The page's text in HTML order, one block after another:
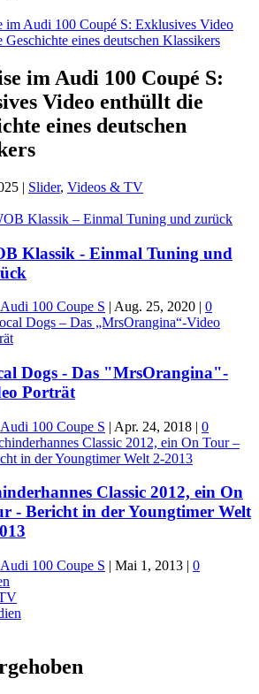
im Audi 100 Coupé S:
Video enthüllt die
eines deutschen
| Slider, Videos & TV
Klassik - Einmal Tuning und
Audi 100 Coupe S | Aug. 25, 2020 | 0
Dogs - Das "MrsOrangina"-
Porträt
Audi 100 Coupe S | Apr. 24, 2018 | 0
Classic 2012, ein On
- Bericht in der Youngtimer Welt
Audi 100 Coupe S | Mai 1, 2013 | 0